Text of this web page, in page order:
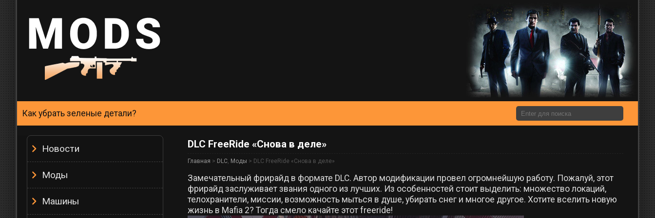
Как убрать зеленые детали?
Новости
Моды
Машины
DLC FreeRide «Снова в деле»
Главная > DLC Моды > DLC FreeRide «Снова в деле»
Замечательный фрирайд в формате DLC. Автор модификации провел огромнейшую работу. Пожалуй, этот
фрирайд заслуживает звания одного из лучших. Из особенностей стоит выделить: множество локаций,
телохранители, миссии, возможность мыться в душе, убирать снег и многое другое. Хотите вселить новую
жизнь в Mafia 2? Тогда смело качайте этот freeride!